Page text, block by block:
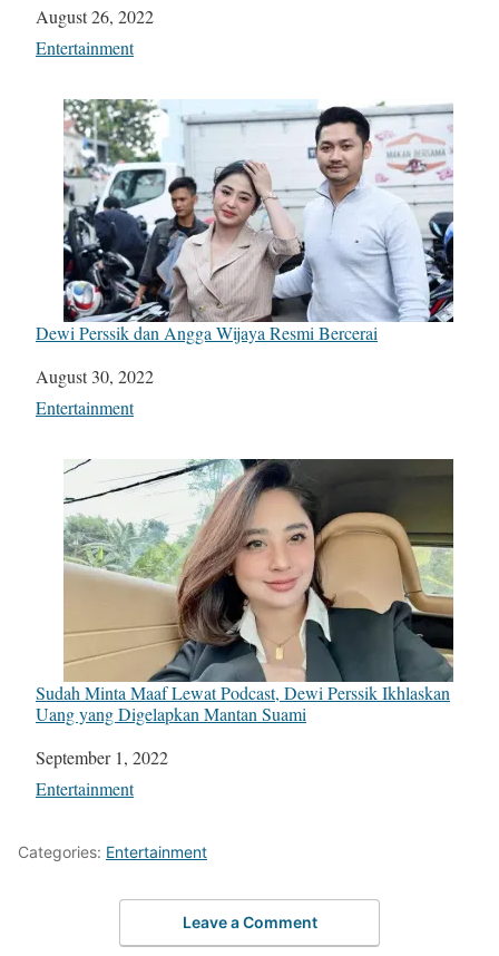
Date
August 26, 2022
In relation to
Entertainment
Dewi Perssik dan Angga Wijaya Resmi Bercerai
Date
August 30, 2022
In relation to
Entertainment
Sudah Minta Maaf Lewat Podcast, Dewi Perssik Ikhlaskan
Uang yang Digelapkan Mantan Suami
Date
September 1, 2022
In relation to
Entertainment
Categories: Entertainment
Leave a Comment